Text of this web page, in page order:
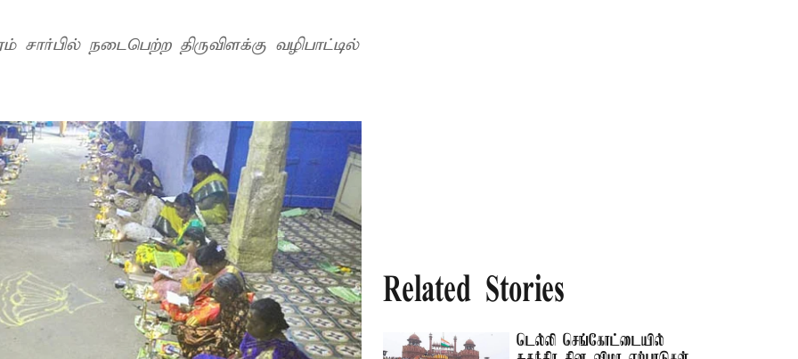
நடைபெற்ற திருவிளக்கு வழிபாட்டில்
Related Stories
டெல்லி செங்கோட்டையில்